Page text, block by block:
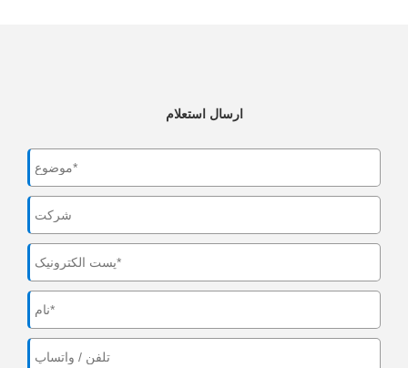
ارسال استعلام